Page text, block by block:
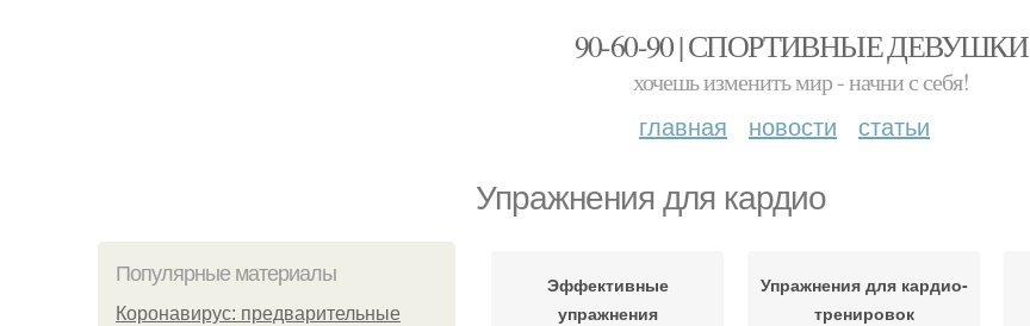
90-60-90 | СПОРТИВНЫЕ ДЕВУШКИ
хочешь изменить мир - начни с себя!
главная новости статьи
Упражнения для кардио
Популярные материалы
Коронавирус: предварительные
Эффективные
упражнения
Упражнения для кардио-
тренировок